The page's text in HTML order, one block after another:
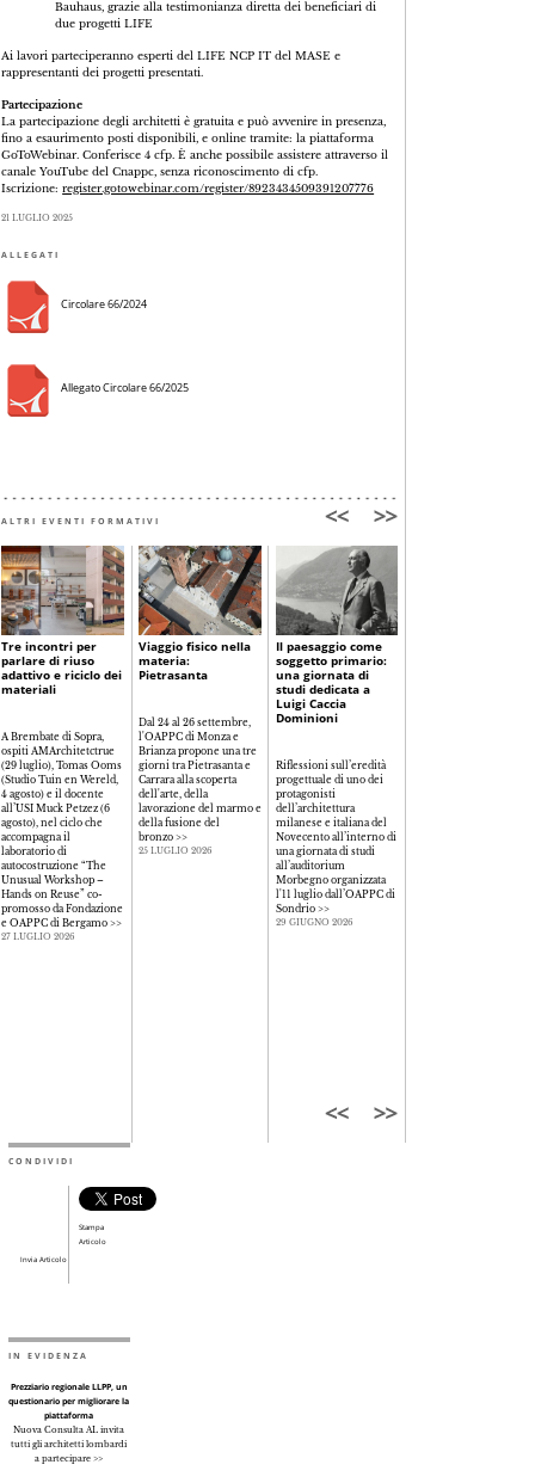
Bauhaus, grazie alla testimonianza diretta dei beneficiari di
due progetti LIFE
Ai lavori parteciperanno esperti del LIFE NCP IT del MASE e
rappresentanti dei progetti presentati.
Partecipazione
La partecipazione degli architetti è gratuita e può avvenire in presenza,
fino a esaurimento posti disponibili, e online tramite: la piattaforma
GoToWebinar. Conferisce 4 cfp. È anche possibile assistere attraverso il
canale YouTube del Cnappc, senza riconoscimento di cfp.
Iscrizione:register.gotowebinar.com/register/8923434509391207776
21 LUGLIO 2025
ALLEGATI
Circolare 66/2024
Allegato Circolare 66/2025
ALTRI EVENTI FORMATIVI
Tre incontri per
parlare di riuso
adattivo e riciclo dei
materiali
A Brembate di Sopra,
ospiti AMArchitetctrue
(29 luglio), Tomas Ooms
(Studio Tuin en Wereld,
4 agosto) e il docente
all’USI Muck Petzez (6
agosto), nel ciclo che
accompagna il
laboratorio di
autocostruzione “The
Unusual Workshop –
Hands on Reuse” co-
promosso da Fondazione
e OAPPC di Bergamo >>
27 LUGLIO 2026
Viaggio fisico nella
materia:
Pietrasanta
Dal 24 al 26 settembre,
l'OAPPC di Monza e
Brianza propone una tre
giorni tra Pietrasanta e
Carrara alla scoperta
dell'arte, della
lavorazione del marmo e
della fusione del
bronzo>>
25 LUGLIO 2026
Il paesaggio come
soggetto primario:
una giornata di
studi dedicata a
Luigi Caccia
Dominioni
Riflessioni sull’eredità
progettuale di uno dei
protagonisti
dell’architettura
milanese e italiana del
Novecento all’interno di
una giornata di studi
all’auditorium
Morbegno organizzata
l'11 luglio dall’OAPPC di
Sondrio>>
29 GIUGNO 2026
CONDIVIDI
Stampa
Articolo
Invia Articolo
IN EVIDENZA
Prezziario regionale LLPP, un
questionario per migliorare la
piattaforma
Nuova Consulta AL invita
tutti gli architetti lombardi
a partecipare >>